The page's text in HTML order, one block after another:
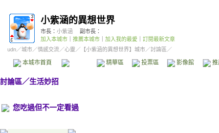
小紫涵的異想世界
市長： 小紫涵
副市長：
加入本城市
推薦本城市 加入我的最愛
訂閱最新文章
udn／城市／情感交流／心靈 ／ 【小紫涵的異想世界】城市／討論區／
本城市首頁 精華區 投票區 影像館
討論區／生活妙招
您吃過但不一定看過